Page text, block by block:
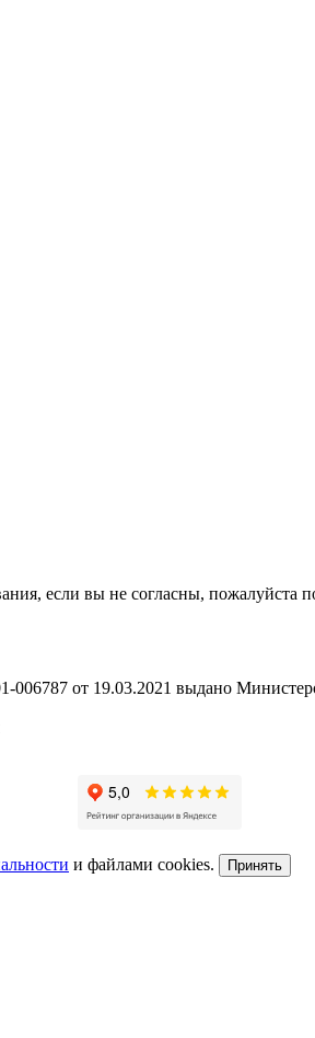
если вы не согласны, пожалуйста
от 19.03.2021 выдано
и файлами cookies. Принять